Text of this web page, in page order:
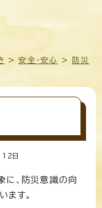
>安全・安心 >
防災
12 日
に、防災意識の向
ます。